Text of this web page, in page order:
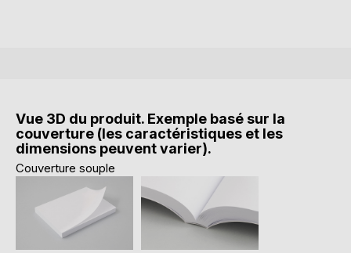
Vue 3D du produit. Exemple basé sur la
couverture (les caractéristiques et les
dimensions peuvent varier).
Couverture souple